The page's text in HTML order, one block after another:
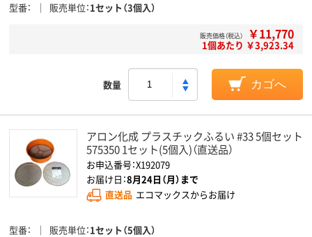
型番 販売単位 1セット（3個入）
販売価格（税込） ￥11,770
1個あたり ￥3,923.34
数量 カゴへ
アロン化成 プラスチックふるい #33 5個セット
575350 1セット(5個入)（直送品）
お申込番号：X192079
お届け日：8月24日（月）まで
直送品 エコマックスからお届け
型番 販売単位 1セット（5個入）